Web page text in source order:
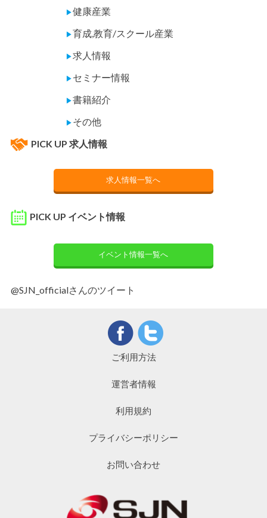
▶健康産業
▶育成,教育/スクール産業
▶求人情報
▶ セミナー情報
▶書籍紹介
▶ その他
PICK UP 求人情報
求人情報一覧へ
PICK UP イベント情報
イベント情報一覧へ
@SJN_officialさんのツイート
ご利用方法
運営者情報
利用規約
プライバシーポリシー
お問い合わせ